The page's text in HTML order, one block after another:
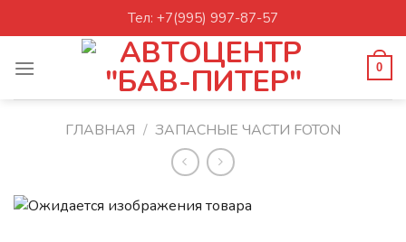
to
Тел: +7(995) 997-87-57
0
ГЛАВНАЯ / ЗАПАСНЫЕ ЧАСТИ FOTON